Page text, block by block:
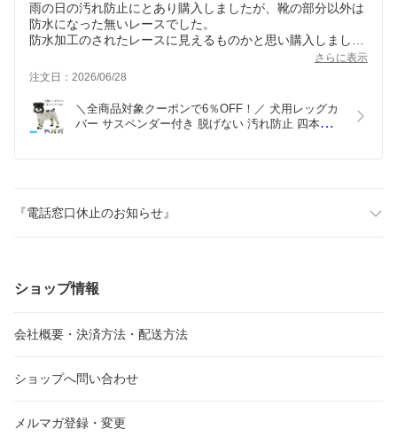
雨の日の汚れ防止にとあり購入しましたが、靴の部分以外は
防水になった無いレースでした。
防水加工のされたレースに見えるものかと思い購入しました
が、これならロンパースタイプのレインコートに靴で良いと
思います。
さらに表示
注文日：2026/06/28
＼全商品対象クーポンで6％OFF！／ 犬用レッグカ
バー サスペンダー付き 脱げない 汚れ防止 四本足パ
『電話窓口休止のお知らせ』
ショップ情報
会社概要・決済方法・配送方法
ショップへ問い合わせ
メルマガ登録・変更